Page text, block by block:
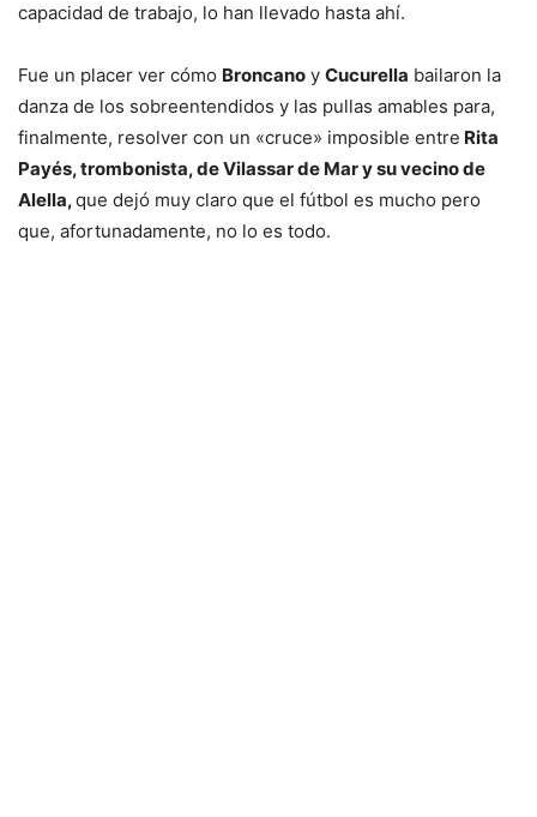
capacidad de trabajo, lo han llevado hasta ahí.
Fue un placer ver cómo Broncano y Cucurella bailaron la
danza de los sobreentendidos y las pullas amables para,
finalmente, resolver con un «cruce» imposible entre Rita
Payés, trombonista, de Vilassar de Mar y su vecino de
Alella,que dejó muy claro que el fútbol es mucho pero
que, afortunadamente, no lo es todo.